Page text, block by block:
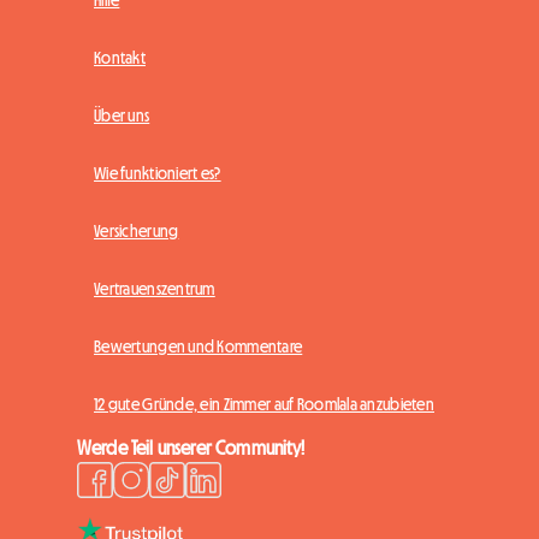
Kontakt
Über uns
Wie funktioniert es?
Versicherung
Vertrauenszentrum
Bewertungen und Kommentare
12 gute Gründe, ein Zimmer auf Roomlala anzubieten
Werde Teil unserer Community!